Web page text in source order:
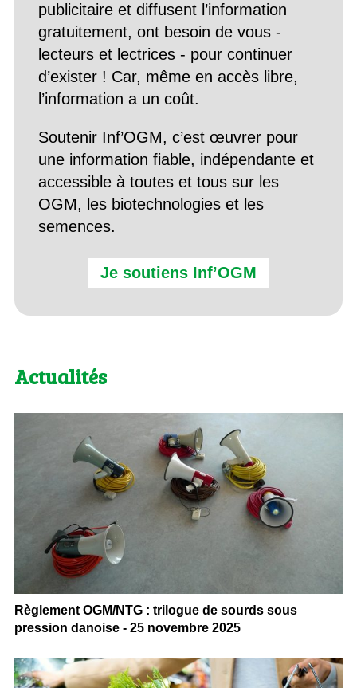
publicitaire et diffusent l’information
gratuitement, ont besoin de vous -
lecteurs et lectrices - pour continuer
d’exister ! Car, même en accès libre,
l’information a un coût.
Soutenir Inf’OGM, c’est œuvrer pour
une information fiable, indépendante et
accessible à toutes et tous sur les
OGM, les biotechnologies et les
semences.
Je soutiens Inf’OGM
Actualités
Règlement OGM/NTG : trilogue de sourds sous
pression danoise - 25 novembre 2025